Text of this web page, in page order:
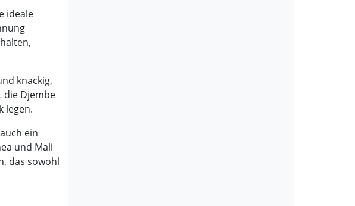
ideale
knackig,
die Djembe
legen.
ein
und Mali
das sowohl